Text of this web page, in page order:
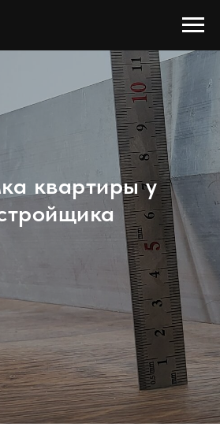
квартиры у